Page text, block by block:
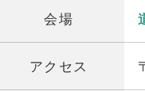
会場
アクセス